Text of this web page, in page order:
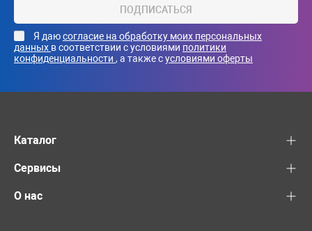
ПОДПИСАТЬСЯ
Я даюсогласие на обработку моих персональных
данных в соответствии с условиями политики
конфиденциальности , а также сусловиями оферты
Каталог
Сервисы
О нас